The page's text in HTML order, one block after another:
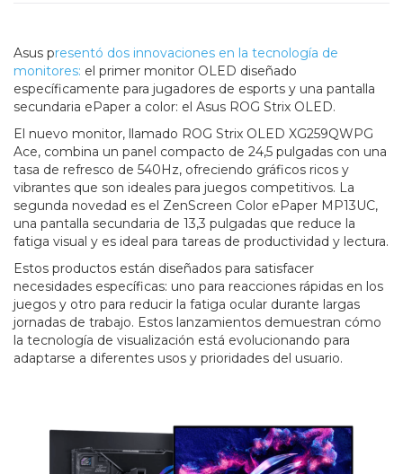
Asus presentó dos innovaciones en la tecnología de
monitores: el primer monitor OLED diseñado
específicamente para jugadores de esports y una pantalla
secundaria ePaper a color: el Asus ROG Strix OLED.
El nuevo monitor, llamado ROG Strix OLED XG259QWPG
Ace, combina un panel compacto de 24,5 pulgadas con una
tasa de refresco de 540Hz, ofreciendo gráficos ricos y
vibrantes que son ideales para juegos competitivos. La
segunda novedad es el ZenScreen Color ePaper MP13UC,
una pantalla secundaria de 13,3 pulgadas que reduce la
fatiga visual y es ideal para tareas de productividad y lectura.
Estos productos están diseñados para satisfacer
necesidades específicas: uno para reacciones rápidas en los
juegos y otro para reducir la fatiga ocular durante largas
jornadas de trabajo. Estos lanzamientos demuestran cómo
la tecnología de visualización está evolucionando para
adaptarse a diferentes usos y prioridades del usuario.